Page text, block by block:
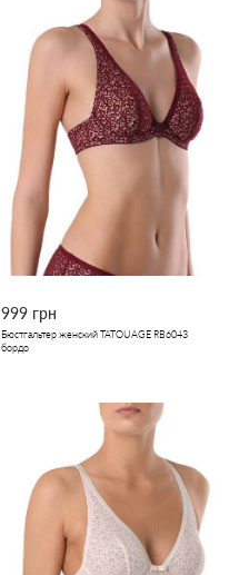
999 грн
Бюстгальтер женский TATOUAGE RB6043
бордо